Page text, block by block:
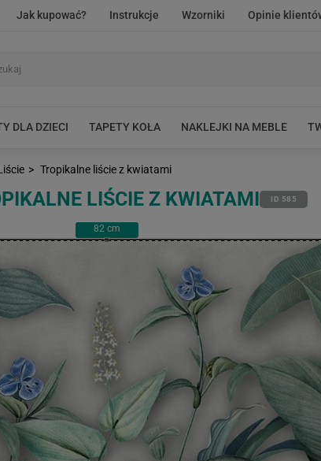
Jak kupować? Instrukcje Wzorniki Opinie
DLA DZIECI TAPETY KOŁA NAKLEJKI NA MEBLE
> Tropikalne liście z kwiatami
LIŚCIE Z KWIATAMI ID 585
82 cm